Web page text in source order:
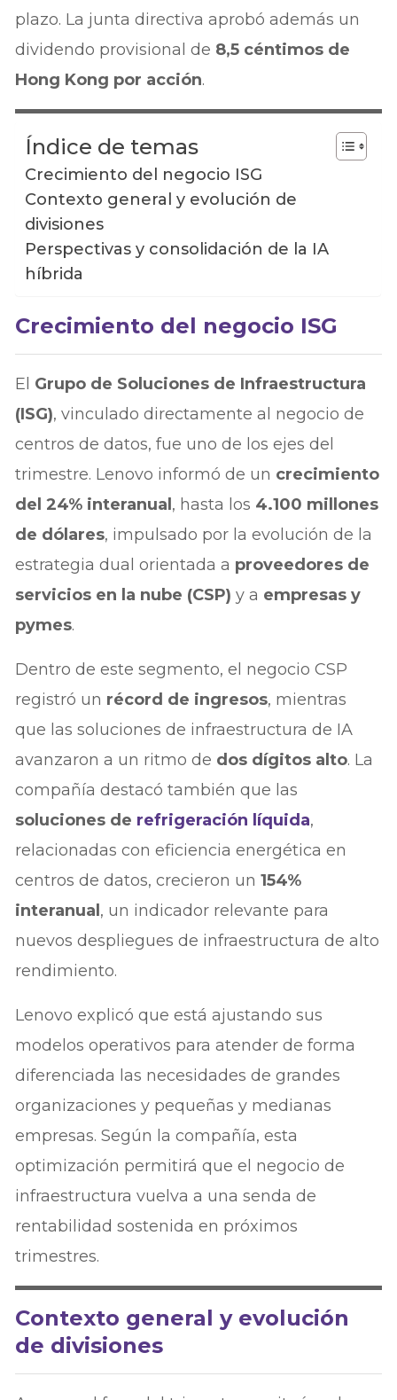
plazo. La junta directiva aprobó además un
dividendo provisional de 8,5 céntimos de
Hong Kong por acción.
Índice de temas
Crecimiento del negocio ISG
Contexto general y evolución de
divisiones
Perspectivas y consolidación de la IA
híbrida
Crecimiento del negocio ISG
El Grupo de Soluciones de Infraestructura
(ISG), vinculado directamente al negocio de
centros de datos, fue uno de los ejes del
trimestre. Lenovo informó de un crecimiento
del 24% interanual, hasta los 4.100 millones
de dólares, impulsado por la evolución de la
estrategia dual orientada a proveedores de
servicios en la nube (CSP) y a empresas y
pymes.
Dentro de este segmento, el negocio CSP
registró un récord de ingresos, mientras
que las soluciones de infraestructura de IA
avanzaron a un ritmo de dos dígitos alto. La
compañía destacó también que las
soluciones de refrigeración líquida,
relacionadas con eficiencia energética en
centros de datos, crecieron un154%
interanual, un indicador relevante para
nuevos despliegues de infraestructura de alto
rendimiento.
Lenovo explicó que está ajustando sus
modelos operativos para atender de forma
diferenciada las necesidades de grandes
organizaciones y pequeñas y medianas
empresas. Según la compañía, esta
optimización permitirá que el negocio de
infraestructura vuelva a una senda de
rentabilidad sostenida en próximos
trimestres.
Contexto general y evolución
de divisiones